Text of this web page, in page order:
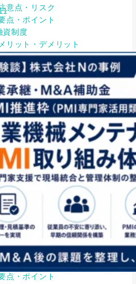
意点・リスク
点・ポイント
資制度
メリット・デメリット
例・ケーススタディ
礎知識
較
意点・リスク
点・ポイント
・助成金
リット・デメリット
例・ケーススタディ
基礎知識
較
注意点・リスク
点・ポイント
関
リット・デメリット
例・ケーススタディ
礎知識
比較
注意点・リスク
点・ポイント